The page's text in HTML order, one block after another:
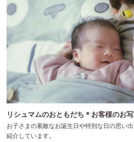
リシュマムのおともだち＊お客様のお
お子さまの素敵なお誕生日や特別な日の思い
紹介しています。